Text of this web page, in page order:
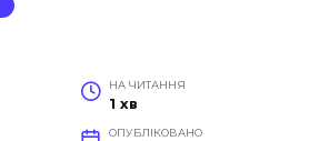
НА ЧИТАННЯ
1 хв
ОПУБЛІКОВАНО